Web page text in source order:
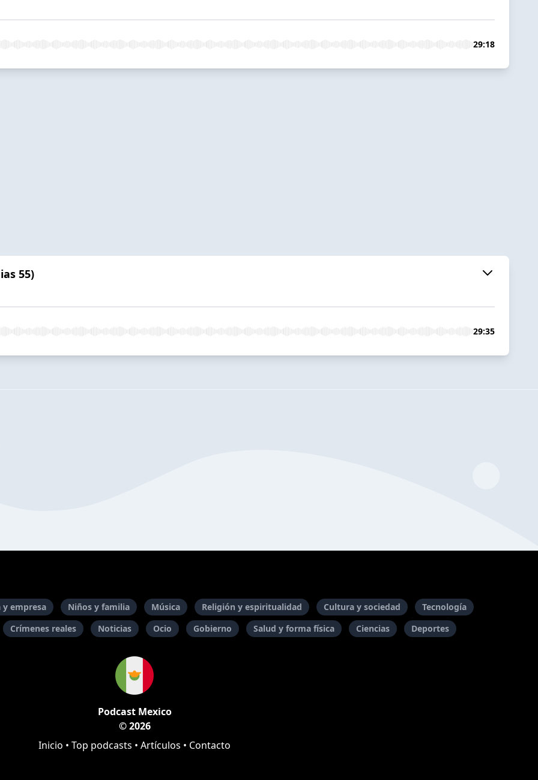
29:18
55)
29:35
y empresa Niños y familia Música Religión y espiritualidad Cultura y sociedad
Tecnología
Crímenes reales Noticias Ocio Gobierno Salud y forma física Ciencias Deportes
Podcast Mexico
© 2026
Inicio • Top podcasts • Artículos • Contacto